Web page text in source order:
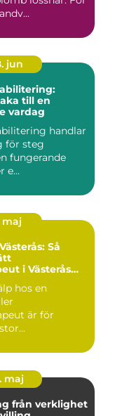
jun
till en
vardag
handlar
för steg
fungerande
e...
maj
Så
i Västerås
hos en
är för
maj